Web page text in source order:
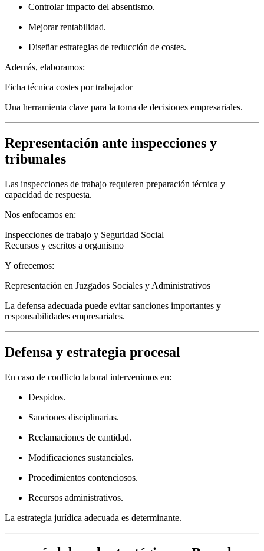
Controlar impacto del absentismo.
Mejorar rentabilidad.
Diseñar estrategias de reducción de costes.
Además, elaboramos:
Ficha técnica costes por trabajador
Una herramienta clave para la toma de decisiones empresariales.
Representación ante inspecciones y
tribunales
Las inspecciones de trabajo requieren preparación técnica y
capacidad de respuesta.
Nos enfocamos en:
Inspecciones de trabajo y Seguridad Social
Recursos y escritos a organismo
Y ofrecemos:
Representación en Juzgados Sociales y Administrativos
La defensa adecuada puede evitar sanciones importantes y
responsabilidades empresariales.
Defensa y estrategia procesal
En caso de conflicto laboral intervenimos en:
Despidos.
Sanciones disciplinarias.
Reclamaciones de cantidad.
Modificaciones sustanciales.
Procedimientos contenciosos.
Recursos administrativos.
La estrategia jurídica adecuada es determinante.